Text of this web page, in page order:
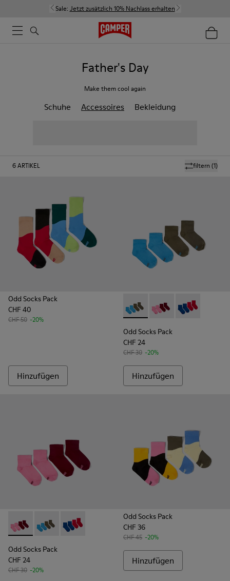
Sale: Jetzt zusätzlich 10% Nachlass erhalten
Father's Day
Make them cool again
Schuhe Accessoires Bekleidung
filtern (1)
6ARTIKEL
Odd Socks Pack
CHF 40
CHF 50 -20%
Hinzufügen
Odd Socks Pack -
Odd Socks Pack -
Odd Socks
Odd Socks Pack
CHF 24
CHF 30 -20%
Hinzufügen
Odd Socks Pack - KA00043-004 - Socken im Doppelpack
Odd Socks Pack - KA00043-003 - Socken im
Odd Socks Pack - KA00043-002
Odd Socks Pack
CHF 24
CHF 30 -20%
Odd Socks Pack
CHF 36
CHF 45 -20%
Hinzufügen